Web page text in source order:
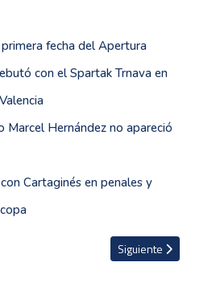
fecha del Apertura
con el Spartak Trnava en
Marcel Hernández no apareció
Cartaginés en penales y
Marvin Loría y Ariel Lassiter aportan
Artículo siguiente:
Siguiente